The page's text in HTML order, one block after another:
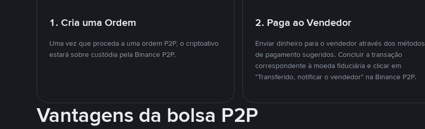
1. Cria uma Ordem
Uma vez que proceda a uma ordem P2P, o criptoativo
estará sobre custódia pela Binance P2P.
2. Paga ao Vendedor
Enviar dinheiro para o vendedor através dos métodos
de pagamento sugeridos. Concluir a transação
correspondente à moeda fiduciária e clicar em
"Transferido, notificar o vendedor" na Binance P2P.
Vantagens da bolsa P2P